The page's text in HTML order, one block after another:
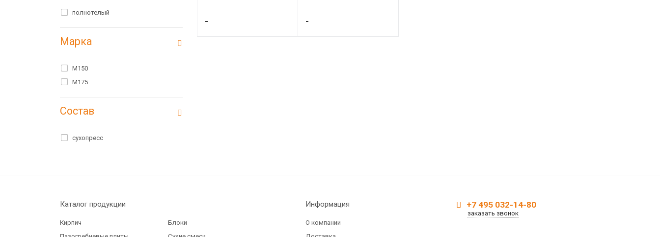
полнотелый
Марка
M150
M175
Состав
сухопресс
- -
Каталог продукции
Кирпич
Блоки
Информация
О компании
+7 495 032-14-80
заказать звонок